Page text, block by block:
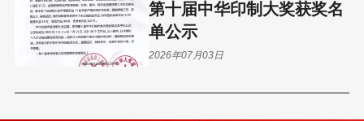
第十届中华印制大奖获奖名
单公示
2026年07月03日